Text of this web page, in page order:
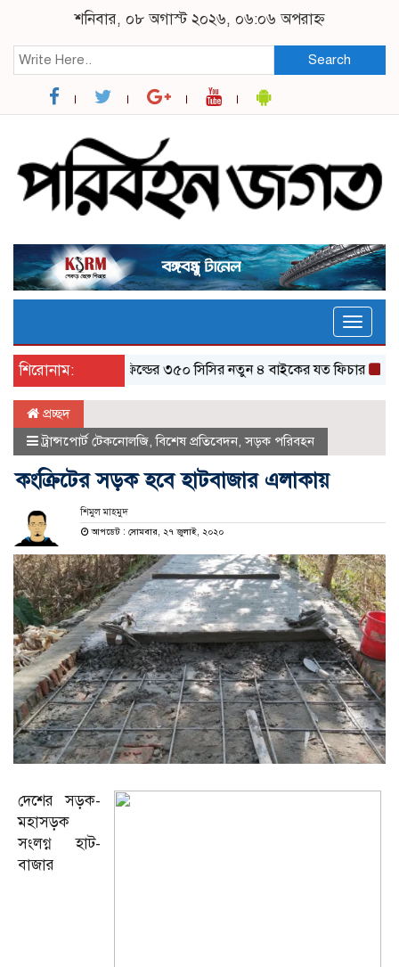
শনিবার, ০৮ অগাস্ট ২০২৬, ০৬:০৬ অপরাহ্ন
Search
Toggle
শিরোনাম:
র‌য়্যাল এনফিল্ডের ৩৫০ সিসির নতুন ৪ বাইকের যত ফিচার
প্রচ্ছদ
ট্রান্সপোর্ট টেকনোলজি,বিশেষ প্রতিবেদন,সড়ক পরিবহন
কংক্রিটের সড়ক হবে হাটবাজার এলাকায়
শিমুল মাহমুদ
আপডেট : সোমবার, ২৭ জুলাই, ২০২০
দেশের সড়ক-
মহাসড়ক
সংলগ্ন হাট-
বাজার